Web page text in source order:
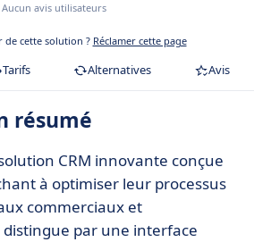
Aucun avis utilisateurs
de cette solution ? Réclamer cette page
Tarifs Alternatives Avis
résumé
CRM innovante conçue
à optimiser leur processus
commerciaux et
par une interface